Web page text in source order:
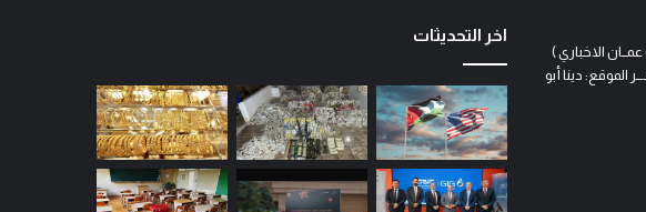
الاخباري )
الموقع: دينا أبو
اخر التحديثات